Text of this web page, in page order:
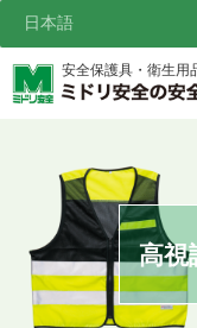
安全保護具・衛生用
日本語
高視